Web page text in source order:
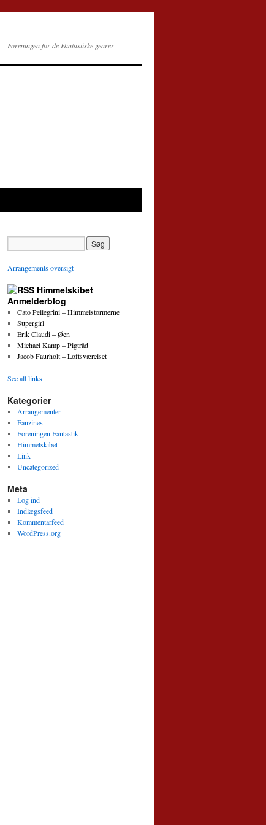
Foreningen for de Fantastiske genrer
Arrangements oversigt
Himmelskibet
Anmelderblog
Cato Pellegrini – Himmelstormerne
Supergirl
Erik Claudi – Øen
Michael Kamp – Pigtråd
Jacob Faurholt – Loftsværelset
See all links
Kategorier
Arrangementer
Fanzines
Foreningen Fantastik
Himmelskibet
Link
Uncategorized
Meta
Log ind
Indlægsfeed
Kommentarfeed
WordPress.org